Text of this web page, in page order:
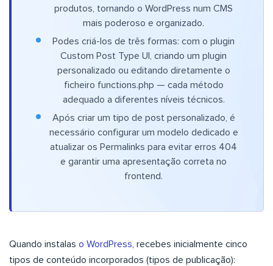
produtos, tornando o WordPress num CMS
mais poderoso e organizado.
Podes criá-los de três formas: com o plugin
Custom Post Type UI, criando um plugin
personalizado ou editando diretamente o
ficheiro functions.php — cada método
adequado a diferentes níveis técnicos.
Após criar um tipo de post personalizado, é
necessário configurar um modelo dedicado e
atualizar os Permalinks para evitar erros 404
e garantir uma apresentação correta no
frontend.
Quando instalas o WordPress, recebes inicialmente cinco
tipos de conteúdo incorporados (tipos de publicação):